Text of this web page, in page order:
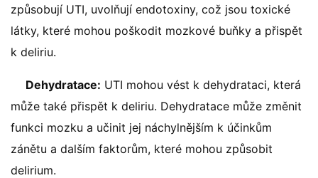
způsobují UTI, uvolňují endotoxiny, což jsou toxické
látky, které mohou poškodit mozkové buňky a přispět
k deliriu.
Dehydratace: UTI mohou vést k dehydrataci, která
může také přispět k deliriu. Dehydratace může změnit
funkci mozku a učinit jej náchylnějším k účinkům
zánětu a dalším faktorům, které mohou způsobit
delirium.